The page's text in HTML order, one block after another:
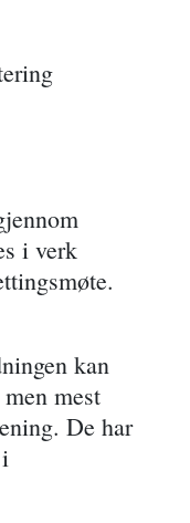
i verk
kan
mest
De har